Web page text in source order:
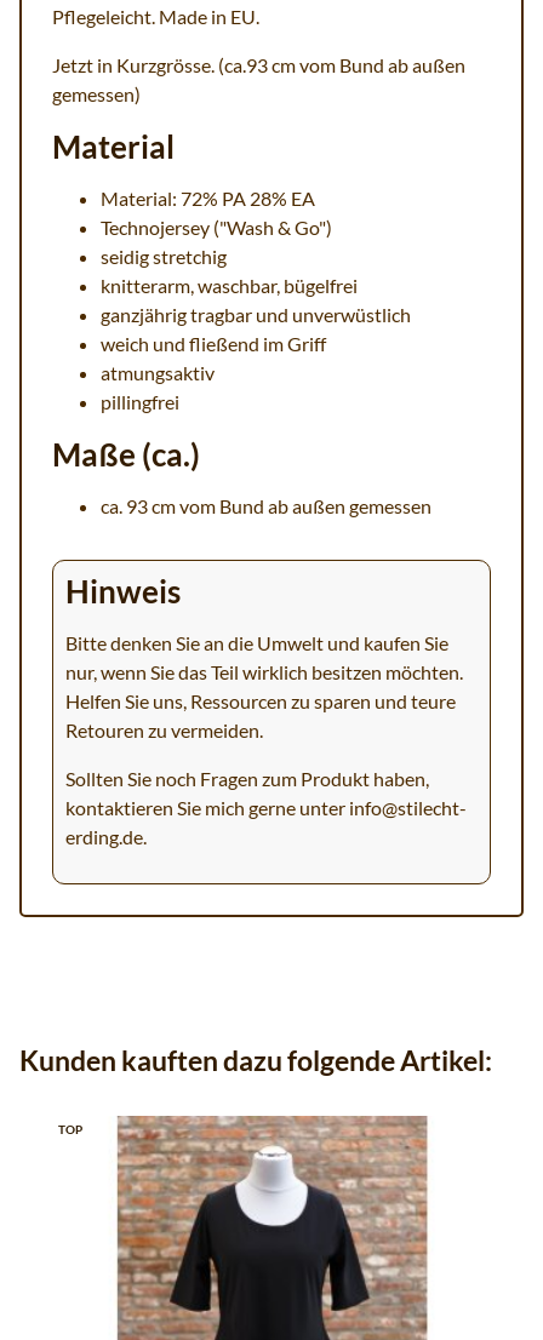
Pflegeleicht. Made in EU.
Jetzt in Kurzgrösse. (ca.93 cm vom Bund ab außen
gemessen)
Material
Material: 72% PA 28% EA
Technojersey ("Wash & Go")
seidig stretchig
knitterarm, waschbar, bügelfrei
ganzjährig tragbar und unverwüstlich
weich und fließend im Griff
atmungsaktiv
pillingfrei
Maße (ca.)
ca. 93 cm vom Bund ab außen gemessen
Hinweis
Bitte denken Sie an die Umwelt und kaufen Sie
nur, wenn Sie das Teil wirklich besitzen möchten.
Helfen Sie uns, Ressourcen zu sparen und teure
Retouren zu vermeiden.
Sollten Sie noch Fragen zum Produkt haben,
kontaktieren Sie mich gerne unter info@stilecht-
erding.de.
Kunden kauften dazu folgende Artikel:
TOP